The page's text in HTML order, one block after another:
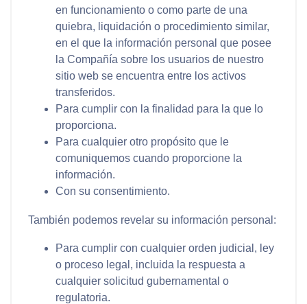
en funcionamiento o como parte de una
quiebra, liquidación o procedimiento similar,
en el que la información personal que posee
la Compañía sobre los usuarios de nuestro
sitio web se encuentra entre los activos
transferidos.
Para cumplir con la finalidad para la que lo
proporciona.
Para cualquier otro propósito que le
comuniquemos cuando proporcione la
información.
Con su consentimiento.
También podemos revelar su información personal:
Para cumplir con cualquier orden judicial, ley
o proceso legal, incluida la respuesta a
cualquier solicitud gubernamental o
regulatoria.